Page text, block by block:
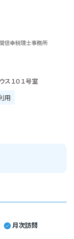
信幸税理士事務所
１０１号室
用
月次訪問